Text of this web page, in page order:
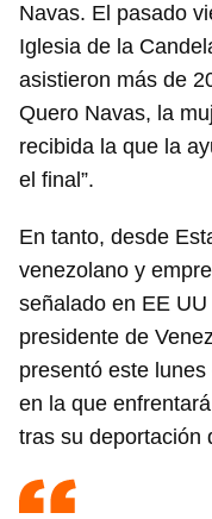
Navas. El pasado
Iglesia de la
asistieron más de
Quero Navas, la
recibida la que la
el final”.
En tanto, desde
venezolano y
señalado en EE UU
presidente de
presentó este
en la que
tras su deportación